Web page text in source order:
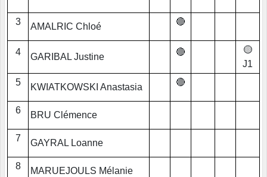
3 AMALRIC Chloé 🔴
4 GARIBAL Justine 🔴
🟡
J1
5
KWIATKOWSKI Anastasia 🔴
6 BRU Clémence
7 GAYRAL Loanne
8 MARUEJOULS Mélanie